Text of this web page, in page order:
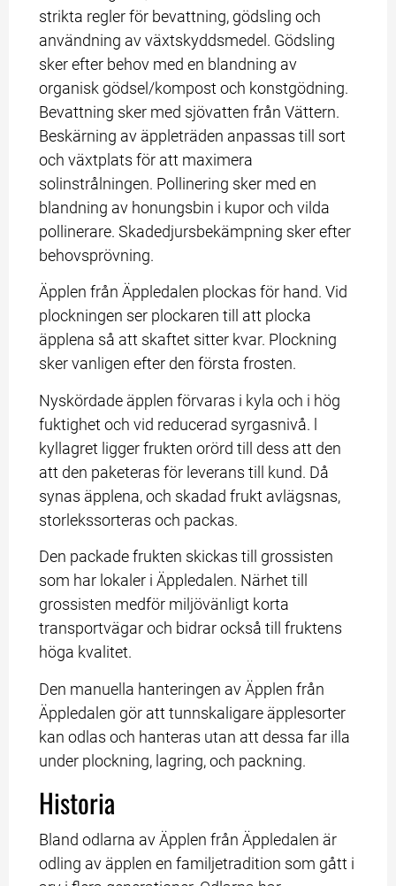
strikta regler för bevattning, gödsling och
användning av växtskyddsmedel. Gödsling
sker efter behov med en blandning av
organisk gödsel/kompost och konstgödning.
Bevattning sker med sjövatten från Vättern.
Beskärning av äppleträden anpassas till sort
och växtplats för att maximera
solinstrålningen. Pollinering sker med en
blandning av honungsbin i kupor och vilda
pollinerare. Skadedjursbekämpning sker efter
behovsprövning.
Äpplen från Äppledalen plockas för hand. Vid
plockningen ser plockaren till att plocka
äpplena så att skaftet sitter kvar. Plockning
sker vanligen efter den första frosten.
Nyskördade äpplen förvaras i kyla och i hög
fuktighet och vid reducerad syrgasnivå. l
kyllagret ligger frukten orörd till dess att den
att den paketeras för leverans till kund. Då
synas äpplena, och skadad frukt avlägsnas,
storlekssorteras och packas.
Den packade frukten skickas till grossisten
som har lokaler i Äppledalen. Närhet till
grossisten medför miljövänligt korta
transportvägar och bidrar också till fruktens
höga kvalitet.
Den manuella hanteringen av Äpplen från
Äppledalen gör att tunnskaligare äpplesorter
kan odlas och hanteras utan att dessa far illa
under plockning, lagring, och packning.
Historia
Bland odlarna av Äpplen från Äppledalen är
odling av äpplen en familjetradition som gått i